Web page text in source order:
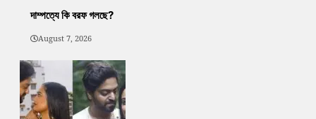
দাম্পত্যে কি বরফ গলছে?
August 7, 2026